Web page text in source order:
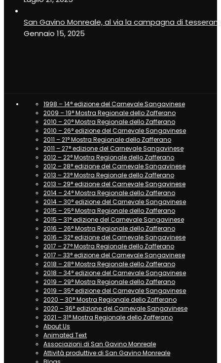
San Gavino Monreale, al via la campagna di
Gennaio 15, 2025
1998 – 14° edizione del Carnevale Sangavinese
2009 – 19° Mostra Regionale dello Zafferano
2010 – 20° Mostra Regionale dello Zafferano
2010 – 26° edizione del Carnevale Sangavinese
2011 – 21° Mostra Regionale dello Zafferano
2011 – 27° edizione del Carnevale Sangavinese
2012 – 22° Mostra Regionale dello Zafferano
2012 – 28° edizione del Carnevale Sangavinese
2013 – 23° Mostra Regionale dello Zafferano
2013 – 29° edizione del Carnevale Sangavinese
2014 – 24° Mostra Regionale dello Zafferano
2014 – 30° edizione del Carnevale Sangavinese
2015 – 25° Mostra Regionale dello Zafferano
2015 – 31° edizione del Carnevale Sangavinese
2016 – 26° Mostra Regionale dello Zafferano
2016 – 32° edizione del Carnevale Sangavinese
2017 – 27° Mostra Regionale dello Zafferano
2017 – 33° edizione del Carnevale Sangavinese
2018 – 28° Mostra Regionale dello Zafferano
2018 – 34° edizione del Carnevale Sangavinese
2019 – 29° Mostra Regionale dello Zafferano
2019 – 35° edizione del Carnevale Sangavinese
2020 – 30° Mostra Regionale dello Zafferano
2020 – 36° edizione del Carnevale Sangavinese
2021 – 31° Mostra Regionale dello Zafferano
About Us
Animated Text
Associazioni di San Gavino Monreale
Attività produttive di San Gavino Monreale